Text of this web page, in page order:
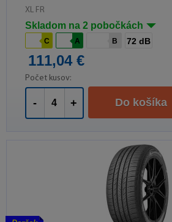
XL FR
Skladom na 2 pobočkách
C A B 72 dB
111,04 €
Počet kusov:
- + Do košíka